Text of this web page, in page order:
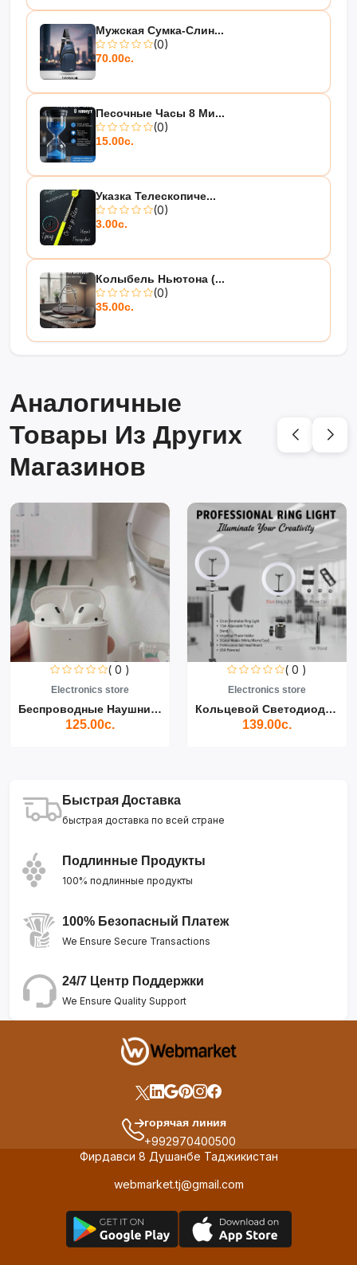
Мужская Сумка-Слин...
(0)
70.00с.
Песочные Часы 8 Ми...
(0)
15.00с.
Указка Телескопиче...
(0)
3.00с.
Колыбель Ньютона (...
(0)
35.00с.
Аналогичные
Товары Из Других
Магазинов
( 0 )
Electronics store
Беспроводные Наушники Air...
125.00с.
( 0 )
Electronics store
Кольцевой Светодиодный Св...
139.00с.
Быстрая Доставка
быстрая доставка по всей стране
Подлинные Продукты
100% подлинные продукты
100% Безопасный Платеж
We Ensure Secure Transactions
24/7 Центр Поддержки
We Ensure Quality Support
горячая линия
+992970400500
Фирдавси 8 Душанбе Таджикистан
webmarket.tj@gmail.com